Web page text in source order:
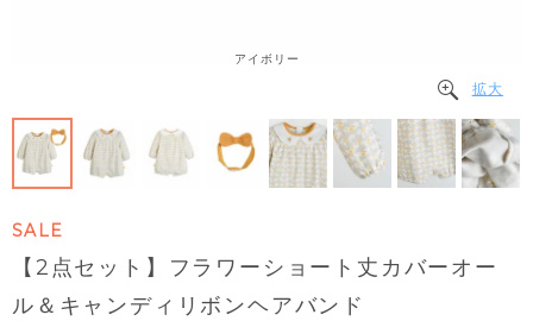
アイボリー
拡大
SALE
【2点セット】フラワーショート丈カバーオー
ル＆キャンディリボンヘアバンド